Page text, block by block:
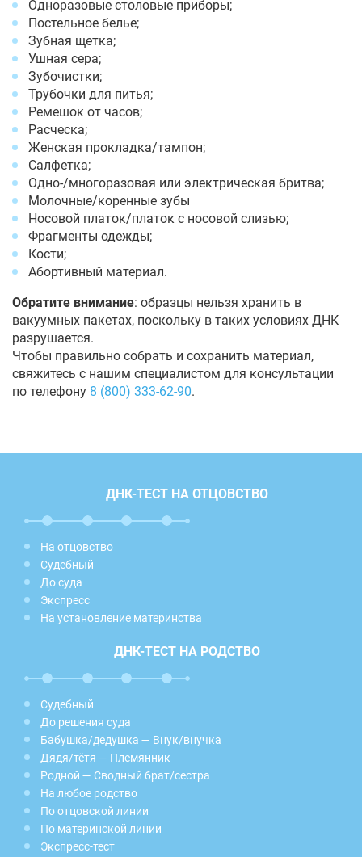
Одноразовые столовые приборы;
Постельное белье;
Зубная щетка;
Ушная сера;
Зубочистки;
Трубочки для питья;
Ремешок от часов;
Расческа;
Женская прокладка/тампон;
Салфетка;
Одно-/многоразовая или электрическая бритва;
Молочные/коренные зубы
Носовой платок/платок с носовой слизью;
Фрагменты одежды;
Кости;
Абортивный материал.
Обратите внимание: образцы нельзя хранить в
вакуумных пакетах, поскольку в таких условиях ДНК
разрушается.
Чтобы правильно собрать и сохранить материал,
свяжитесь с нашим специалистом для консультации
по телефону 8 (800) 333-62-90.
ДНК-ТЕСТ НА ОТЦОВСТВО
На отцовство
Судебный
До суда
Экспресс
На установление материнства
ДНК-ТЕСТ НА РОДСТВО
Судебный
До решения суда
Бабушка/дедушка — Внук/внучка
Дядя/тётя — Племянник
Родной — Сводный брат/сестра
На любое родство
По отцовской линии
По материнской линии
Экспресс-тест